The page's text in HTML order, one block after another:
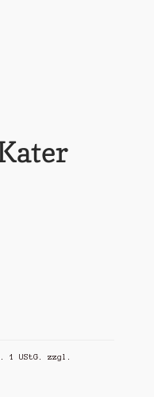
1 UStG.
zzgl.